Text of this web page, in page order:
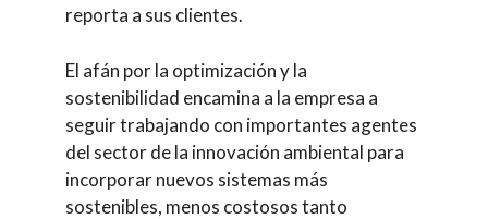
reporta a sus clientes.
El afán por la optimización y la
sostenibilidad encamina a la empresa a
seguir trabajando con importantes agentes
del sector de la innovación ambiental para
incorporar nuevos sistemas más
sostenibles, menos costosos tanto